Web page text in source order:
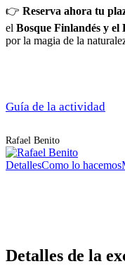
👉 Reserva ahora tu
el Bosque Finlandés y el
por la magia de la
Guía de la actividad
Rafael Benito
DetallesComo lo hacemos
Detalles de la